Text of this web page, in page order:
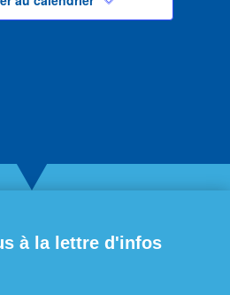
à la lettre d'infos